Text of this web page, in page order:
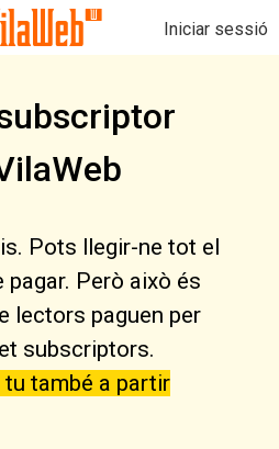
Iniciar sessió
Pots llegir-ne tot el
Però això és
lectors paguen per
subscriptors.
també a partir